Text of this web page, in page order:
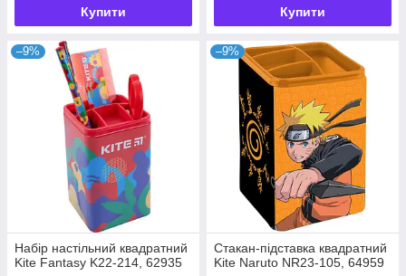
Купити Купити
–9%
Набір настільний квадратний
Kite Fantasy K22-214, 62935
–9%
Стакан-підставка квадратний
Kite Naruto NR23-105, 64959